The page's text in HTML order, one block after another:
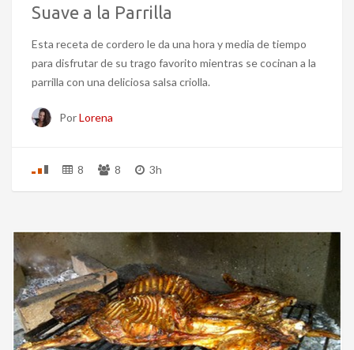
Suave a la Parrilla
Esta receta de cordero le da una hora y media de tiempo
para disfrutar de su trago favorito mientras se cocinan a la
parrilla con una deliciosa salsa criolla.
PorLorena
8 8 3h